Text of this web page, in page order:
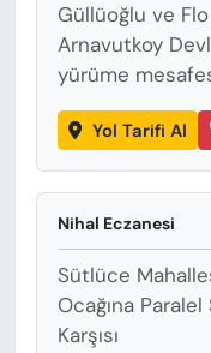
Güllüoğlu ve Flo
Arnavutkoy
yürüme
Yol Tarifi Al
Nihal Eczanesi
Sütlüce
Ocağına
Karşısı